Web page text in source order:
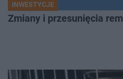
INWESTYCJE
Zmiany i przesunięcia